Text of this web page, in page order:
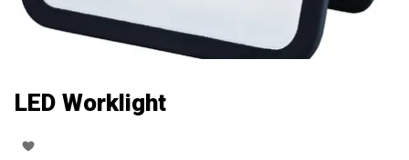
LED Worklight